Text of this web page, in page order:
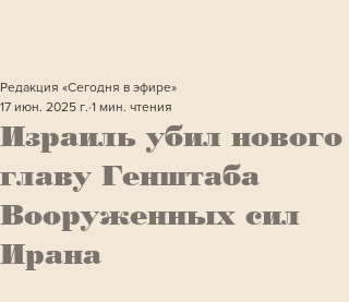
Израиль убил нового
главу Генштаба
Вооруженных сил
Ирана
Редакция «Сегодня в эфире»
17 июн. 2025 г. 1 мин. чтения